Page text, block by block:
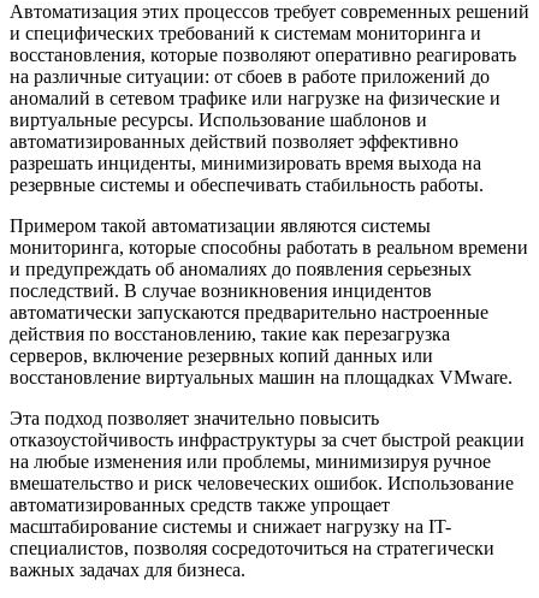
Автоматизация этих процессов требует современных решений
и специфических требований к системам мониторинга и
восстановления, которые позволяют оперативно реагировать
на различные ситуации: от сбоев в работе приложений до
аномалий в сетевом трафике или нагрузке на физические и
виртуальные ресурсы. Использование шаблонов и
автоматизированных действий позволяет эффективно
разрешать инциденты, минимизировать время выхода на
резервные системы и обеспечивать стабильность работы.
Примером такой автоматизации являются системы
мониторинга, которые способны работать в реальном времени
и предупреждать об аномалиях до появления серьезных
последствий. В случае возникновения инцидентов
автоматически запускаются предварительно настроенные
действия по восстановлению, такие как перезагрузка
серверов, включение резервных копий данных или
восстановление виртуальных машин на площадках VMware.
Эта подход позволяет значительно повысить
отказоустойчивость инфраструктуры за счет быстрой реакции
на любые изменения или проблемы, минимизируя ручное
вмешательство и риск человеческих ошибок. Использование
автоматизированных средств также упрощает
масштабирование системы и снижает нагрузку на IT-
специалистов, позволяя сосредоточиться на стратегически
важных задачах для бизнеса.